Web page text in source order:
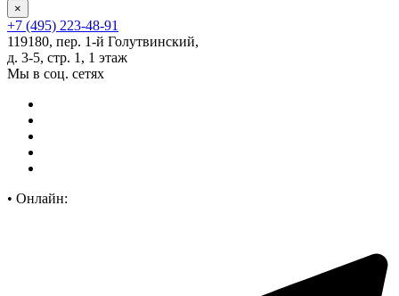
×
+7 (495) 223-48-91
119180, пер. 1-й Голутвинский,
д. 3-5, стр. 1, 1 этаж
Мы в соц. сетях
• Онлайн: